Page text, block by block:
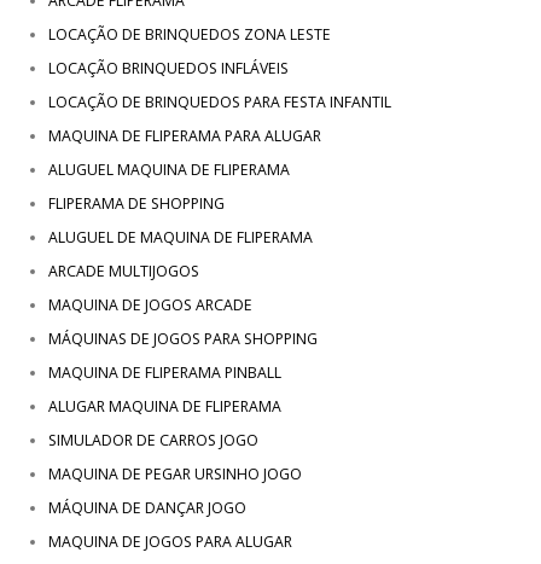
LOCAÇÃO DE BRINQUEDOS ZONA LESTE
LOCAÇÃO BRINQUEDOS INFLÁVEIS
LOCAÇÃO DE BRINQUEDOS PARA FESTA INFANTIL
MAQUINA DE FLIPERAMA PARA ALUGAR
ALUGUEL MAQUINA DE FLIPERAMA
FLIPERAMA DE SHOPPING
ALUGUEL DE MAQUINA DE FLIPERAMA
ARCADE MULTIJOGOS
MAQUINA DE JOGOS ARCADE
MÁQUINAS DE JOGOS PARA SHOPPING
MAQUINA DE FLIPERAMA PINBALL
ALUGAR MAQUINA DE FLIPERAMA
SIMULADOR DE CARROS JOGO
MAQUINA DE PEGAR URSINHO JOGO
MÁQUINA DE DANÇAR JOGO
MAQUINA DE JOGOS PARA ALUGAR